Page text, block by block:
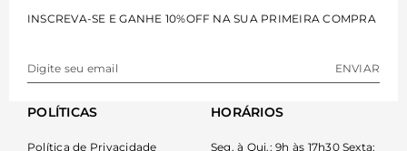
INSCREVA-SE E GANHE 10%OFF NA SUA PRIMEIRA COMPRA
ENVIAR
POLÍTICAS
Política de Privacidade
HORÁRIOS
Seg. à Qui.: 9h às 17h30 Sexta: